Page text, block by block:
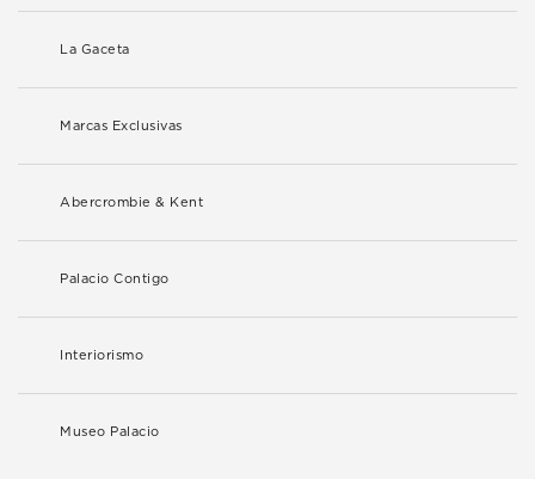
La Gaceta
Marcas Exclusivas
Abercrombie & Kent
Palacio Contigo
Interiorismo
Museo Palacio